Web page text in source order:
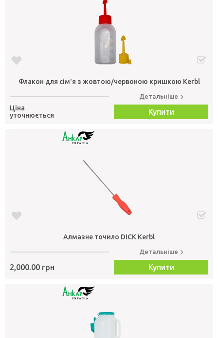
Флакон для сім'я з жовтою/червоною кришкою Kerbl
Ціна
уточнюється
Детальніше
Купити
Алмазне точило DICK Kerbl
2,000.00 грн
Детальніше
Купити